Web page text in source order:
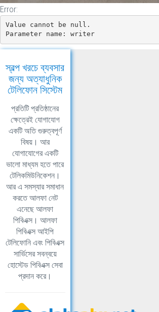
Error:
Value cannot be null.
Parameter name: writer
স্বল্প খরচে ব্যবসার
জন্য অত্যাধুনিক
টেলিফোন সিস্টেম
প্রতিটি প্রতিষ্ঠানের
ক্ষেত্রেই যোগাযোগ
একটি অতি গুরুত্বপূর্ণ
বিষয়। আর
যোগাযোগের একটি
ভালো মাধ্যম হতে পারে
টেলিকমিউনিকেশন।
আর এ সমস্যার সমাধান
করতে আলফা নেট
এনেছে আলফা
পিবিএক্স। আলফা
পিবিএক্স আইপি
টেলিফোনি এবং পিবিএক্স
সার্ভিসের সবন্বয়ে
হোস্টেড পিবিএক্স সেবা
প্রদান করে।